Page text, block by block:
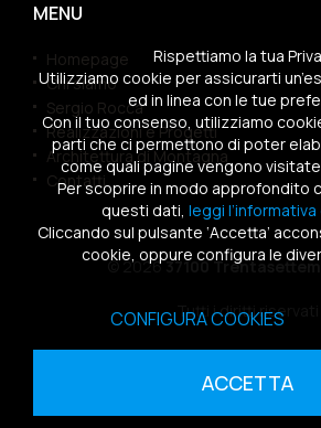
MENU
Homepage
Chi siamo
Sergio Rocca
Realizzazioni e Progetti
Architettura di Montagna
Contatti
© 202637100
Tutti i diritti riservati
Sitemap|Privacy Policy|
Rispettiamo la tua
Utilizziamo cookie per assicurarti
ed in linea con le tue
Con il tuo consenso, utilizziamo
parti che ci permettono di poter
come quali pagine vengono
Per scoprire in modo approfondito
questi dati, leggi
Cliccando sul pulsante ‘Accetta’
cookie, oppure configura le
CONFIGURA COOKIES
ACCETTA